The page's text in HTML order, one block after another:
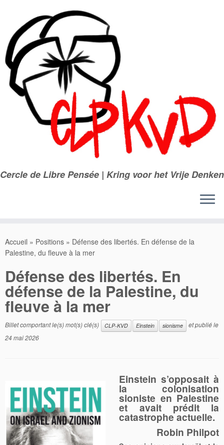
contenu
Cercle de Libre Pensée | Kring voor het Vrije Denken
Accueil » Positions » Défense des libertés. En défense de la
Palestine, du fleuve à la mer
Défense des libertés. En
défense de la Palestine, du
fleuve à la mer
Billet comportant le(s) mot(s) clé(s) CLP-KVD Einstein sionisme
et publié le
24 mai 2026
Einstein s’opposait à
la colonisation
sioniste en Palestine
et avait prédit la
catastrophe actuelle.
Robin Philpot